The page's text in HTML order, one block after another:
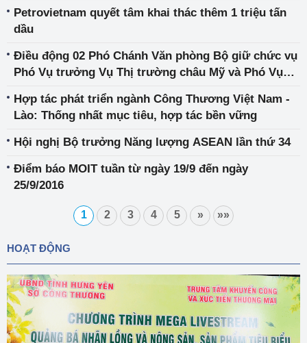
Petrovietnam quyết tâm khai thác thêm 1 triệu tấn
dầu
Điều động 02 Phó Chánh Văn phòng Bộ giữ chức vụ
Phó Vụ trưởng Vụ Thị trường châu Mỹ và Phó Vụ
Hợp tác phát triển ngành Công Thương Việt Nam -
Lào: Thống nhất mục tiêu, hợp tác bền vững
Hội nghị Bộ trưởng Năng lượng ASEAN lần thứ 34
Điểm báo MOIT tuần từ ngày 19/9 đến ngày
25/9/2016
1 2 3 4 5 » »»
HOẠT ĐỘNG